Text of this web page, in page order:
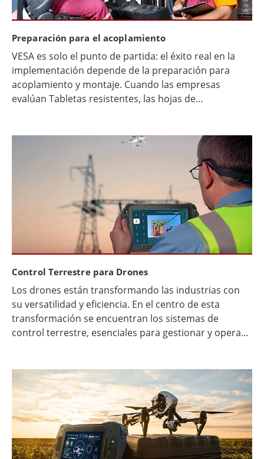
Preparación para el acoplamiento
VESA es solo el punto de partida: el éxito real en la
implementación depende de la preparación para
acoplamiento y montaje. Cuando las empresas
evalúan Tabletas resistentes, las hojas de
que con mayor frecuencia retrasa un despliegue (o
dificulta la ampliación) no es la CPU ni la pantalla, sino
si el dispositivo puede montarse, recibir energía,
acoplarse, mantenerse y replicarse en varios sitios sin
Control Terrestre para Drones
Los drones están transformando las industrias con
su versatilidad y eficiencia. En el centro de esta
transformación se encuentran los sistemas de
control terrestre, esenciales para gestionar y operar
juntos para garantizar operaciones fluidas. Desde la
planificación de misiones hasta la supervisión en
tiempo real, cubren todos los aspectos. Los sistemas
de navegación y control de vuelo son componentes
integrales que aseguran rutas de vuelo precisas y
navegación segura. Las operaciones remotas